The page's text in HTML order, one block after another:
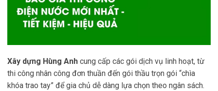
Xây dựng Hùng Anh cung cấp các gói dịch vụ linh hoạt, từ
thi công nhân công đơn thuần đến gói thầu trọn gói “chìa
khóa trao tay” để gia chủ dễ dàng lựa chọn theo ngân sách.